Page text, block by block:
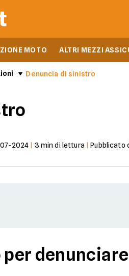
MOTO ALTRI MEZZI
Denuncia di sinistro
2024 3 min di lettura |Pubblicato
per